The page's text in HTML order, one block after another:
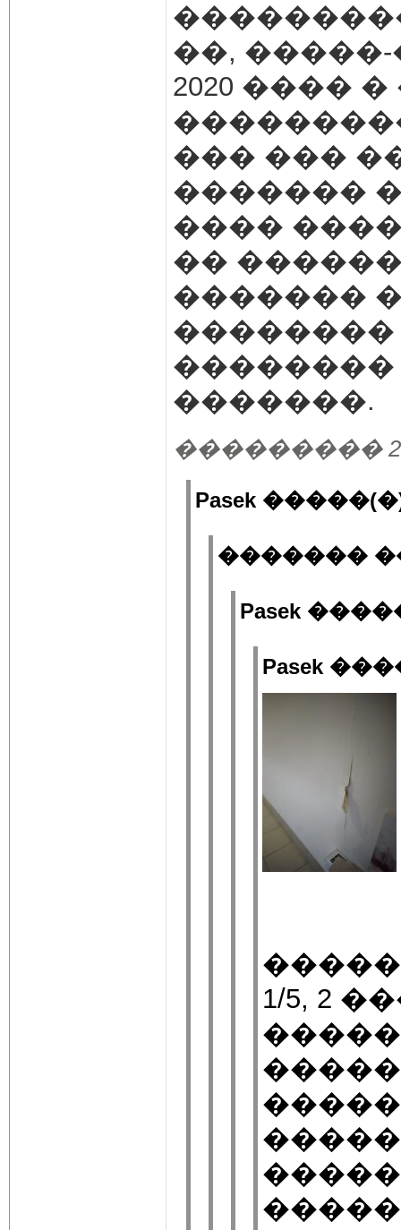
��,
2020 ����
��� ���
�������
����
��
�������
��������
��������
�������.
���������
Pasek
�������
Pasek
Pasek
1/5, 2